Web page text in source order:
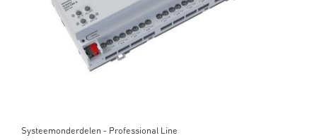
Systeemonderdelen - Professional Line